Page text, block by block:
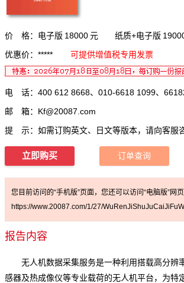
价 格：电子版 18000 元 纸质+电子版
优惠价：*****
可提供增值税专用发票
电 话：400 612 8668、010-6618 1099、
邮 箱： Kf@20087.com
提 示：如需订购英文、日文等版本，请向客服咨
立即购买 订单查询
您目前访问的“手机版”页面，您还可以访问“电脑版”网页
https://www.20087.com/1/27/
报告内容
无人机数据采集服务是一种利用搭载高分辨
感器及热成像仪等专业载荷的无人机平台，为特